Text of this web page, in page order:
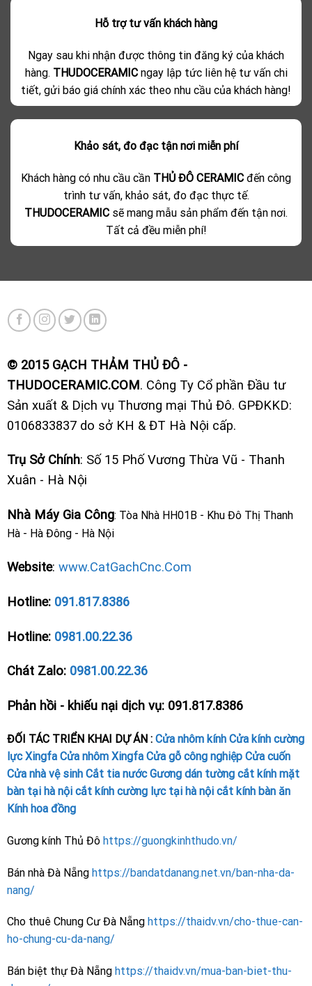
Hỗ trợ tư vấn khách hàng
Ngay sau khi nhận được thông tin đăng ký của khách
hàng. THUDOCERAMICngay lập tức liên hệ tư vấn chi
tiết, gửi báo giá chính xác theo nhu cầu của khách hàng!
Khảo sát, đo đạc tận nơi miễn phí
Khách hàng có nhu cầu cần THỦ ĐÔ CERAMIC đến công
trình tư vấn, khảo sát, đo đạc thực tế.
THUDOCERAMIC sẽ mang mẫu sản phẩm đến tận nơi.
Tất cả đều miễn phí!
© 2015 GẠCH THẢM THỦ ĐÔ -
THUDOCERAMIC.COM. Công Ty Cổ phần Đầu tư
Sản xuất & Dịch vụ Thương mại Thủ Đô. GPĐKKD:
0106833837 do sở KH & ĐT Hà Nội cấp.
Trụ Sở Chính: Số 15 Phố Vương Thừa Vũ - Thanh
Xuân - Hà Nội
Nhà Máy Gia Công: Tòa Nhà HH01B - Khu Đô Thị Thanh
Hà - Hà Đông - Hà Nội
Website: www.CatGachCnc.Com
Hotline: 091.817.8386
Hotline: 0981.00.22.36
Chát Zalo: 0981.00.22.36
Phản hồi - khiếu nại dịch vụ: 091.817.8386
ĐỐI TÁC TRIỂN KHAI DỰ ÁN : Cửa nhôm kính Cửa kính cường
lực Xingfa Cửa nhôm Xingfa Cửa gỗ công nghiệp Cửa cuốn
Cửa nhà vệ sinh Cắt tia nước Gương dán tường cắt kính mặt
bàn tại hà nội cắt kính cường lực tại hà nội cắt kính bàn ăn
Kính hoa đồng
Gương kính Thủ Đô https://guongkinhthudo.vn/
Bán nhà Đà Nẵng https://bandatdanang.net.vn/ban-nha-da-
nang/
Cho thuê Chung Cư Đà Nẵng https://thaidv.vn/cho-thue-can-
ho-chung-cu-da-nang/
Bán biệt thự Đà Nẵng https://thaidv.vn/mua-ban-biet-thu-